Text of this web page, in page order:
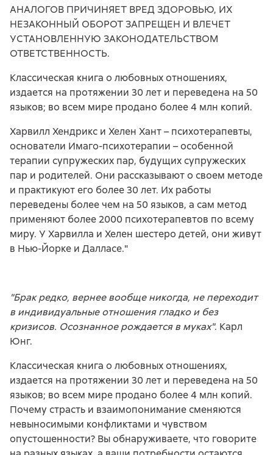
АНАЛОГОВ ПРИЧИНЯЕТ ВРЕД ЗДОРОВЬЮ, ИХ
НЕЗАКОННЫЙ ОБОРОТ ЗАПРЕЩЕН И ВЛЕЧЕТ
УСТАНОВЛЕННУЮ ЗАКОНОДАТЕЛЬСТВОМ
ОТВЕТСТВЕННОСТЬ.
Классическая книга о любовных отношениях,
издается на протяжении 30 лет и переведена на 50
языков; во всем мире продано более 4 млн копий.
Харвилл Хендрикс и Хелен Хант – психотерапевты,
основатели Имаго-психотерапии – особенной
терапии супружеских пар, будущих супружеских
пар и родителей. Они рассказывают о своем методе
и практикуют его более 30 лет. Их работы
переведены более чем на 50 языков, а сам метод
применяют более 2000 психотерапевтов по всему
миру. У Харвилла и Хелен шестеро детей, они живут
в Нью-Йорке и Далласе."
"Брак редко, вернее вообще никогда, не переходит
в индивидуальные отношения гладко и без
кризисов. Осознанное рождается в муках". Карл
Юнг.
Классическая книга о любовных отношениях,
издается на протяжении 30 лет и переведена на 50
языков; во всем мире продано более 4 млн копий.
Почему страсть и взаимопонимание сменяются
невыносимыми конфликтами и чувством
опустошенности? Вы обнаруживаете, что говорите